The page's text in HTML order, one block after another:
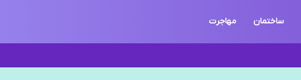
ساختمان مهاجرت